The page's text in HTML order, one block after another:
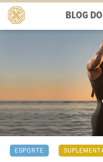
BLOG
Pesquisar
por:
ESPORTE